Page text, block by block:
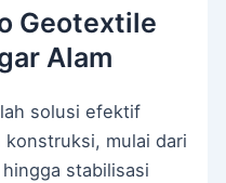
Geotextile
Alam
solusi efektif
mulai dari
stabilisasi